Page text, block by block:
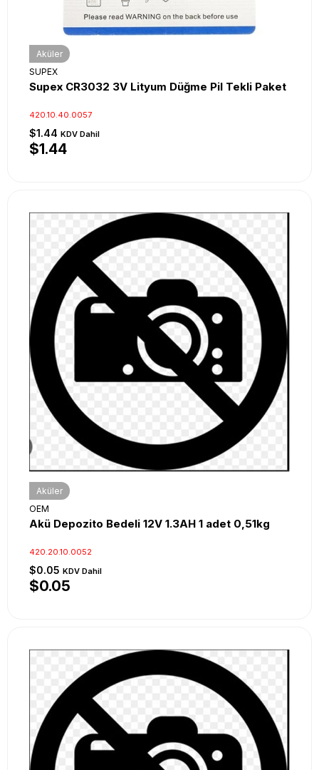
Aküler
SUPEX
Supex CR3032 3V Lityum Düğme Pil Tekli Paket
420.10.40.0057
$1.44 KDV Dahil
$1.44
Aküler
OEM
Akü Depozito Bedeli 12V 1.3AH 1 adet 0,51kg
420.20.10.0052
$0.05 KDV Dahil
$0.05